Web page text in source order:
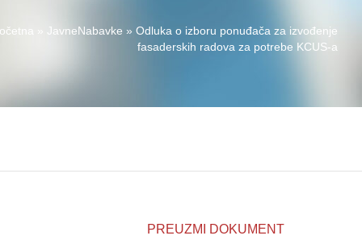
» JavneNabavke » Odluka o izboru ponuđača za izvođenje
fasaderskih radova za potrebe KCUS-a
PREUZMI DOKUMENT